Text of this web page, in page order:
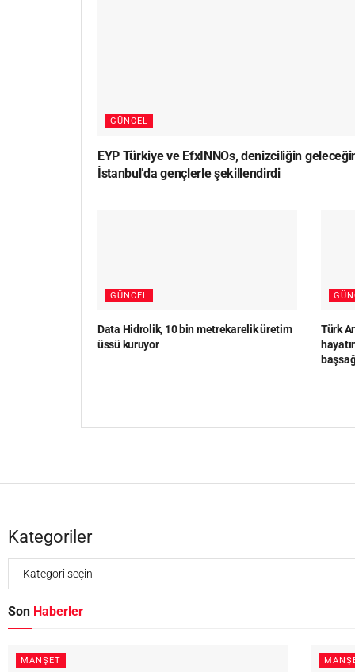
GÜNCEL
EYP Türkiye ve EfxINNOs, denizciliğin
İstanbul’da gençlerle şekillendirdi
GÜNCEL
Data Hidrolik, 10 bin metrekarelik üretim
üssü kuruyor
Türk
Kategoriler
Son Haberler
MANŞET